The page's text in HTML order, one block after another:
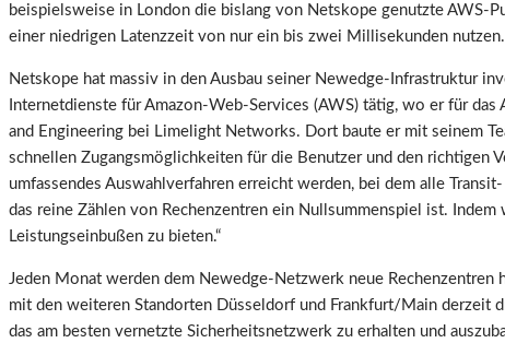
beispielsweise in London die bislang von Netskope genutzte AWS-
einer niedrigen Latenzzeit von nur ein bis zwei Millisekunden
Netskope hat massiv in den Ausbau seiner Newedge-Infrastruktur
Internetdienste für Amazon-Web-Services (AWS) tätig, wo er für
and Engineering bei Limelight Networks. Dort baute er mit seinem
schnellen Zugangsmöglichkeiten für die Benutzer und den richtigen
umfassendes Auswahlverfahren erreicht werden, bei dem alle
das reine Zählen von Rechenzentren ein Nullsummenspiel ist.
Leistungseinbußen zu bieten.“
Jeden Monat werden dem Newedge-Netzwerk neue
mit den weiteren Standorten Düsseldorf und Frankfurt/Main derzeit
das am besten vernetzte Sicherheitsnetzwerk zu erhalten und